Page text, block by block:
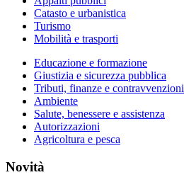
Catasto e urbanistica
Turismo
Mobilità e trasporti
Educazione e formazione
Giustizia e sicurezza pubblica
Tributi, finanze e contravvenzioni
Ambiente
Salute, benessere e assistenza
Autorizzazioni
Agricoltura e pesca
Novità